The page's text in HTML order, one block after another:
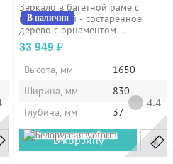
В наличии
Зеркало в багетной раме с
гравировкой - состаренное
дерево с орнаментом
83х165см...
33 949₽
Высота, мм
1650
Ширина, мм
830
Глубина, мм
37
В корзину
evoform
4.4